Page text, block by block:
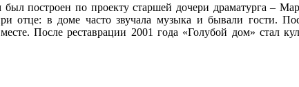
построен по проекту старшей дочери драматурга –
отце: в доме часто звучала музыка и бывали гости.
После реставрации 2001 года «Голубой дом» стал